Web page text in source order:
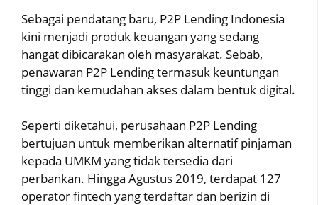
Sebagai pendatang baru, P2P Lending Indonesia
kini menjadi produk keuangan yang sedang
hangat dibicarakan oleh masyarakat. Sebab,
penawaran P2P Lending termasuk keuntungan
tinggi dan kemudahan akses dalam bentuk digital.
Seperti diketahui, perusahaan P2P Lending
bertujuan untuk memberikan alternatif pinjaman
kepada UMKM yang tidak tersedia dari
perbankan. Hingga Agustus 2019, terdapat 127
operator fintech yang terdaftar dan berizin di